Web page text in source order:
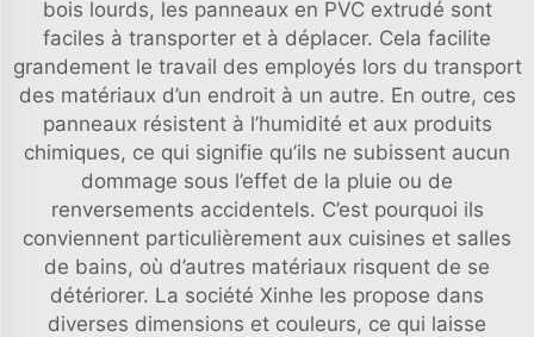
bois lourds, les panneaux en PVC extrudé sont
faciles à transporter et à déplacer. Cela facilite
grandement le travail des employés lors du transport
des matériaux d’un endroit à un autre. En outre, ces
panneaux résistent à l’humidité et aux produits
chimiques, ce qui signifie qu’ils ne subissent aucun
dommage sous l’effet de la pluie ou de
renversements accidentels. C’est pourquoi ils
conviennent particulièrement aux cuisines et salles
de bains, où d’autres matériaux risquent de se
détériorer. La société Xinhe les propose dans
diverses dimensions et couleurs, ce qui laisse